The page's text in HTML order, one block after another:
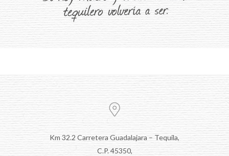
Km 32.2 Carretera Guadalajara – Tequila,
C.P. 45350,